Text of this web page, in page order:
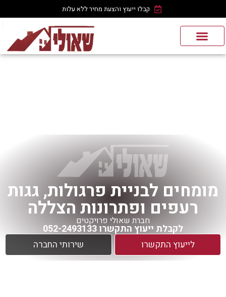
קבלו ייעוץ והצעת מחיר ללא עלות
מומחים לבניית פרגולות, גגות
רעפים ופתרונות הצללה
חברת שאולי פרויקטים
לקבלת ייעוץ התקשרו 052-2493133
לייעוץ התקשרו שירותי החברה